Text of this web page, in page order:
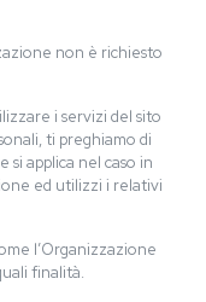
non è richiesto
i servizi del sito
ti preghiamo di
applica nel caso in
ed utilizzi i relativi
l’Organizzazione
finalità.